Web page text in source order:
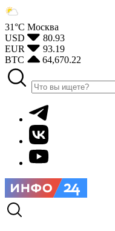
31°С Москва
USD
80.93
EUR
93.19
BTC
64,670.22